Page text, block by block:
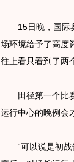
15日晚，国际奥
场环境给予了高度
往上看只看到了两
田径第一个比赛
运行中心的晚例会
“可以说是初战告